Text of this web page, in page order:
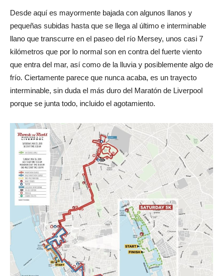
Desde aquí es mayormente bajada con algunos llanos y
pequeñas subidas hasta que se llega al último e interminable
llano que transcurre en el paseo del río Mersey, unos casi 7
kilómetros que por lo normal son en contra del fuerte viento
que entra del mar, así como de la lluvia y posiblemente algo de
frío. Ciertamente parece que nunca acaba, es un trayecto
interminable, sin duda el más duro del Maratón de Liverpool
porque se junta todo, incluido el agotamiento.